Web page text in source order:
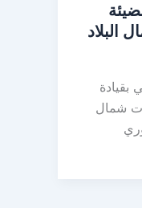
البلاد
بقيادة
شمال